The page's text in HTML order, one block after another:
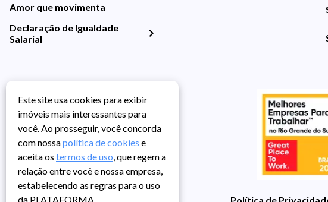
Amor que movimenta
Declaração de Igualdade
Salarial
Política de
Este site usa cookies para exibir
imóveis mais interessantes para
você. Ao prosseguir, você concorda
com nossapolítica de cookies e
aceita os termos de uso, que regem a
relação entre você e nossa empresa,
estabelecendo as regras para o uso
da PLATAFORMA.